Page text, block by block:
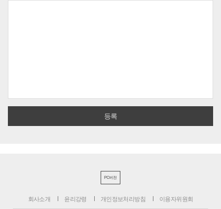
PC버전
회사소개 윤리강령 개인정보처리방침 이용자위원회